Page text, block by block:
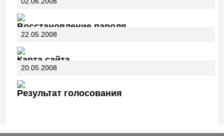
Восстановление пароля
22.05.2008
Карта сайта
20.05.2008
Результат голосования